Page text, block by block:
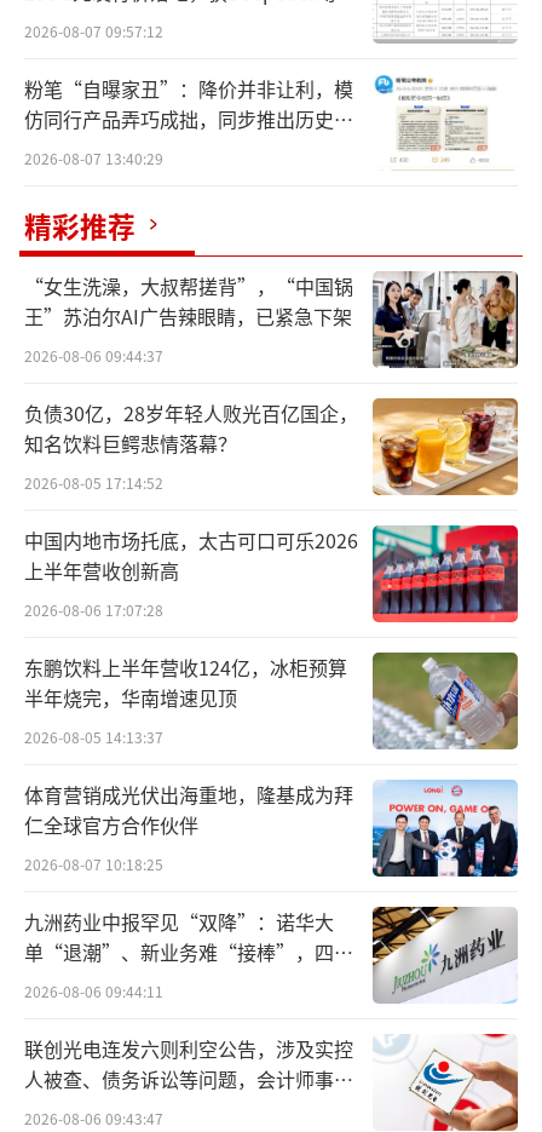
个人投资者王春宇以及兴日作为基石投资者参
与本次发行，累计认购约1.16亿港元。
的“内地茶业第一股”也是中国“普洱茶第一
股”。甚至有人将其称为“茶中农夫”。
利川星斗山红茶公司副总经理赵龙江认
为，目前国内头部茶企想要作大作强遇到资金
临界点，单纯靠销售收入和其它资金来源还不
能起到质变助力。澜沧古茶招股上市，对国内
优质茶企丰富融资渠道树立了一个样板。
2020年至2022年，澜沧古茶的营收分别为
4.05亿元、5.59亿元和4.63亿元。今年上半
年，澜沧古茶的营收从2022年同期的2.28亿元
略微增至2.32亿元。虽然澜沧古茶目前与农夫
山泉年收入超300亿元的规模相差较大，但澜沧
古茶有着与农夫山泉匹敌的毛利率。
2020年至2022年，澜沧古茶的净利润分别
为1.23亿元、1.29亿元和0.70亿元。今年上半
年，澜沧古茶的净利润从2022年同期的0.30亿
元降至0.24亿元。
招股书显示，澜沧古茶毛利率保持高位态
率，在2020年澜沧古茶毛利率为70.4%，其中
普洱熟茶产品毛利率高达到81.7%。
华战配加持
2026-08-07 09:57:12
粉笔“自曝家丑”：降价并非让利，模
仿同行产品弄巧成拙，同步推出历史学
员退费方案
2026-08-07 13:40:29
精彩推荐
“女生洗澡，大叔帮搓背”，“中国锅
王”苏泊尔AI广告辣眼睛，已紧急下架
2026-08-06 09:44:37
负债30亿，28岁年轻人败光百亿国企，
知名饮料巨鳄悲情落幕？
2026-08-05 17:14:52
中国内地市场托底，太古可口可乐2026
上半年营收创新高
2026-08-06 17:07:28
东鹏饮料上半年营收124亿，冰柜预算
半年烧完，华南增速见顶
2026-08-05 14:13:37
体育营销成光伏出海重地，隆基成为拜
仁全球官方合作伙伴
2026-08-07 10:18:25
九洲药业中报罕见“双降”：诺华大
单“退潮”、新业务难“接棒”，四大
难关待闯
2026-08-06 09:44:11
联创光电连发六则利空公告，涉及实控
人被查、债务诉讼等问题，会计师事务
所曾出具“保留意见”
2026-08-06 09:43:47